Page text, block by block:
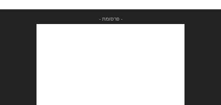
- פרסומת -